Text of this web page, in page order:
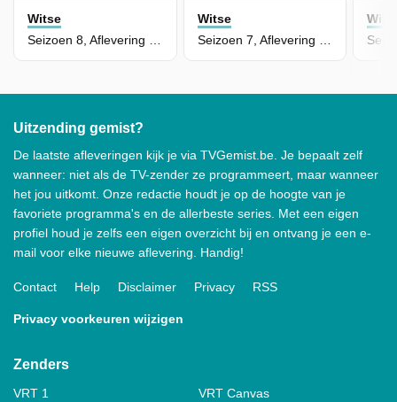
Witse
Witse
Uitzending gemist?
De laatste afleveringen kijk je via TVGemist.be. Je bepaalt zelf
wanneer: niet als de TV-zender ze programmeert, maar wanneer
het jou uitkomt. Onze redactie houdt je op de hoogte van je
favoriete programma's en de allerbeste series. Met een eigen
profiel houd je zelfs een eigen overzicht bij en ontvang je een e-
mail voor elke nieuwe aflevering. Handig!
Contact Help Disclaimer Privacy RSS
Privacy voorkeuren wijzigen
Zenders
VRT 1
VRT Canvas